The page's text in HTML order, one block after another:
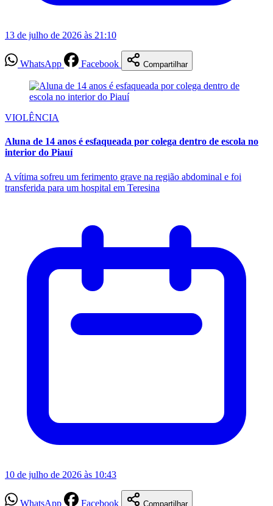
13 de julho de 2026 às 21:10
WhatsApp Facebook Compartilhar
VIOLÊNCIA
Aluna de 14 anos é esfaqueada por colega dentro de escola no
interior do Piauí
A vítima sofreu um ferimento grave na região abdominal e foi
transferida para um hospital em Teresina
10 de julho de 2026 às 10:43
WhatsApp Facebook Compartilhar